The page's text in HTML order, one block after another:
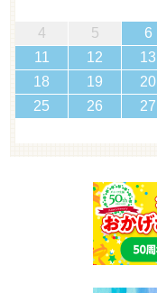
4
5 6
11
12 13
18
19 20
25
26 27